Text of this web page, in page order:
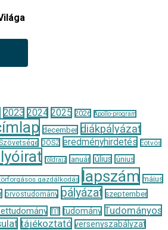
2023 2024 2025 2026 Apollo-program
december diákpályázat
DOSZ eredményhirdetés Eötvös
földrajz január július június
gazdálkodás lapszám május
orvostudomány pályázat szeptember
TIT tudomány Tudományos
tájékoztató versenyszabályzat